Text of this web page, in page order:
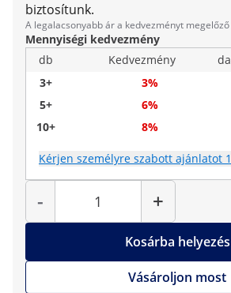
biztosítunk.
A legalacsonyabb ár a kedvezményt
Mennyiségi kedvezmény
db
Kedvezmény
3+
3%
5+
6%
10+
8%
Kérjen személyre szabott ajánlatot
-
Mennyiség
+
Kosárba helyezés
Vásároljon most